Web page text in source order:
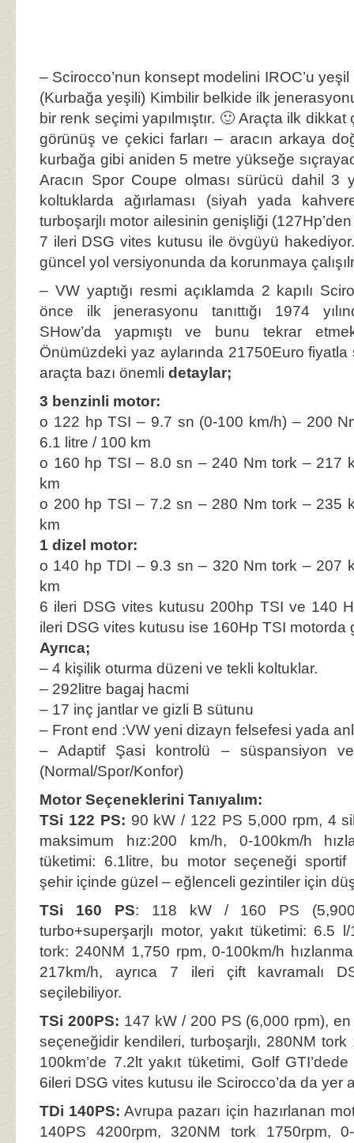
– Scirocco’nun konsept modelini IROC’u yeşil
(Kurbağa yeşili) Kimbilir belkide ilk
bir renk seçimi yapılmıştır. 🙂 Araçta ilk
görünüş ve çekici farları – aracın arkaya
kurbağa gibi aniden 5 metre yükseğe
Aracın Spor Coupe olması sürücü dahil 3
koltuklarda ağırlaması (siyah yada
turboşarjlı motor ailesinin genişliği
7 ileri DSG vites kutusu ile övgüyü
güncel yol versiyonunda da korunmaya
– VW yaptığı resmi açıklamda 2 kapılı
önce ilk jenerasyonu tanıttığı 1974
SHow’da yapmıştı ve bunu tekrar
Önümüzdeki yaz aylarında 21750Euro fiyatla
araçta bazı önemli detaylar;
3 benzinli motor:
o 122 hp TSI – 9.7 sn (0-100 km/h) – 200
6.1 litre / 100 km
o 160 hp TSI – 8.0 sn – 240 Nm tork – 217
km
o 200 hp TSI – 7.2 sn – 280 Nm tork – 235
km
1 dizel motor:
o 140 hp TDI – 9.3 sn – 320 Nm tork – 207
km
6 ileri DSG vites kutusu 200hp TSI ve 140
ileri DSG vites kutusu ise 160Hp TSI motorda
Ayrıca;
– 4 kişilik oturma düzeni ve tekli koltuklar.
– 292litre bagaj hacmi
– 17 inç jantlar ve gizli B sütunu
– Front end :VW yeni dizayn felsefesi yada
– Adaptif Şasi kontrolü – süspansiyon
(Normal/Spor/Konfor)
Motor Seçeneklerini Tanıyalım:
TSi 122 PS: 90 kW / 122 PS 5,000 rpm, 4
maksimum hız:200 km/h, 0-100km/h
tüketimi: 6.1litre, bu motor seçeneği sportif
şehir içinde güzel – eğlenceli gezintiler için
TSi 160 PS: 118 kW / 160 PS
turbo+superşarjlı motor, yakıt tüketimi: 6.5
tork: 240NM 1,750 rpm, 0-100km/h
217km/h, ayrıca 7 ileri çift kavramalı
seçilebiliyor.
TSi 200PS: 147 kW / 200 PS (6,000 rpm),
seçeneğidir kendileri, turboşarjlı, 280NM
100km’de 7.2lt yakıt tüketimi, Golf
6ileri DSG vites kutusu ile Scirocco’da da yer
TDi 140PS: Avrupa pazarı için hazırlanan
140PS 4200rpm, 320NM tork 1750rpm, 0-